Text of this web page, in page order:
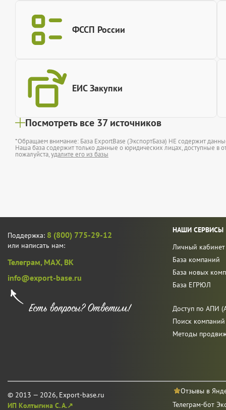
ФССП России
ЕИС Закупки
Посмотреть все 37 источников
*Обращаем внимание: База ExportBase (ЭкспортБаза) НЕ содержит
Наша база содержит только данные о юридических лицах, доступные в
пожалуйста,удалите его из базы
Поддержка: 8 (800) 775-29-12
или написать нам:
Телеграм, MAX, ВК
info@export-base.ru
© 2013 — 2026, Export-base.ru
ИП Колтыгина С. А.↗
НАШИ СЕРВИСЫ
Личный кабинет
База компаний
База новых
База ЕГРЮЛ
Доступ по АПИ
Поиск
Методы
Отзывы в
Телеграм-бот